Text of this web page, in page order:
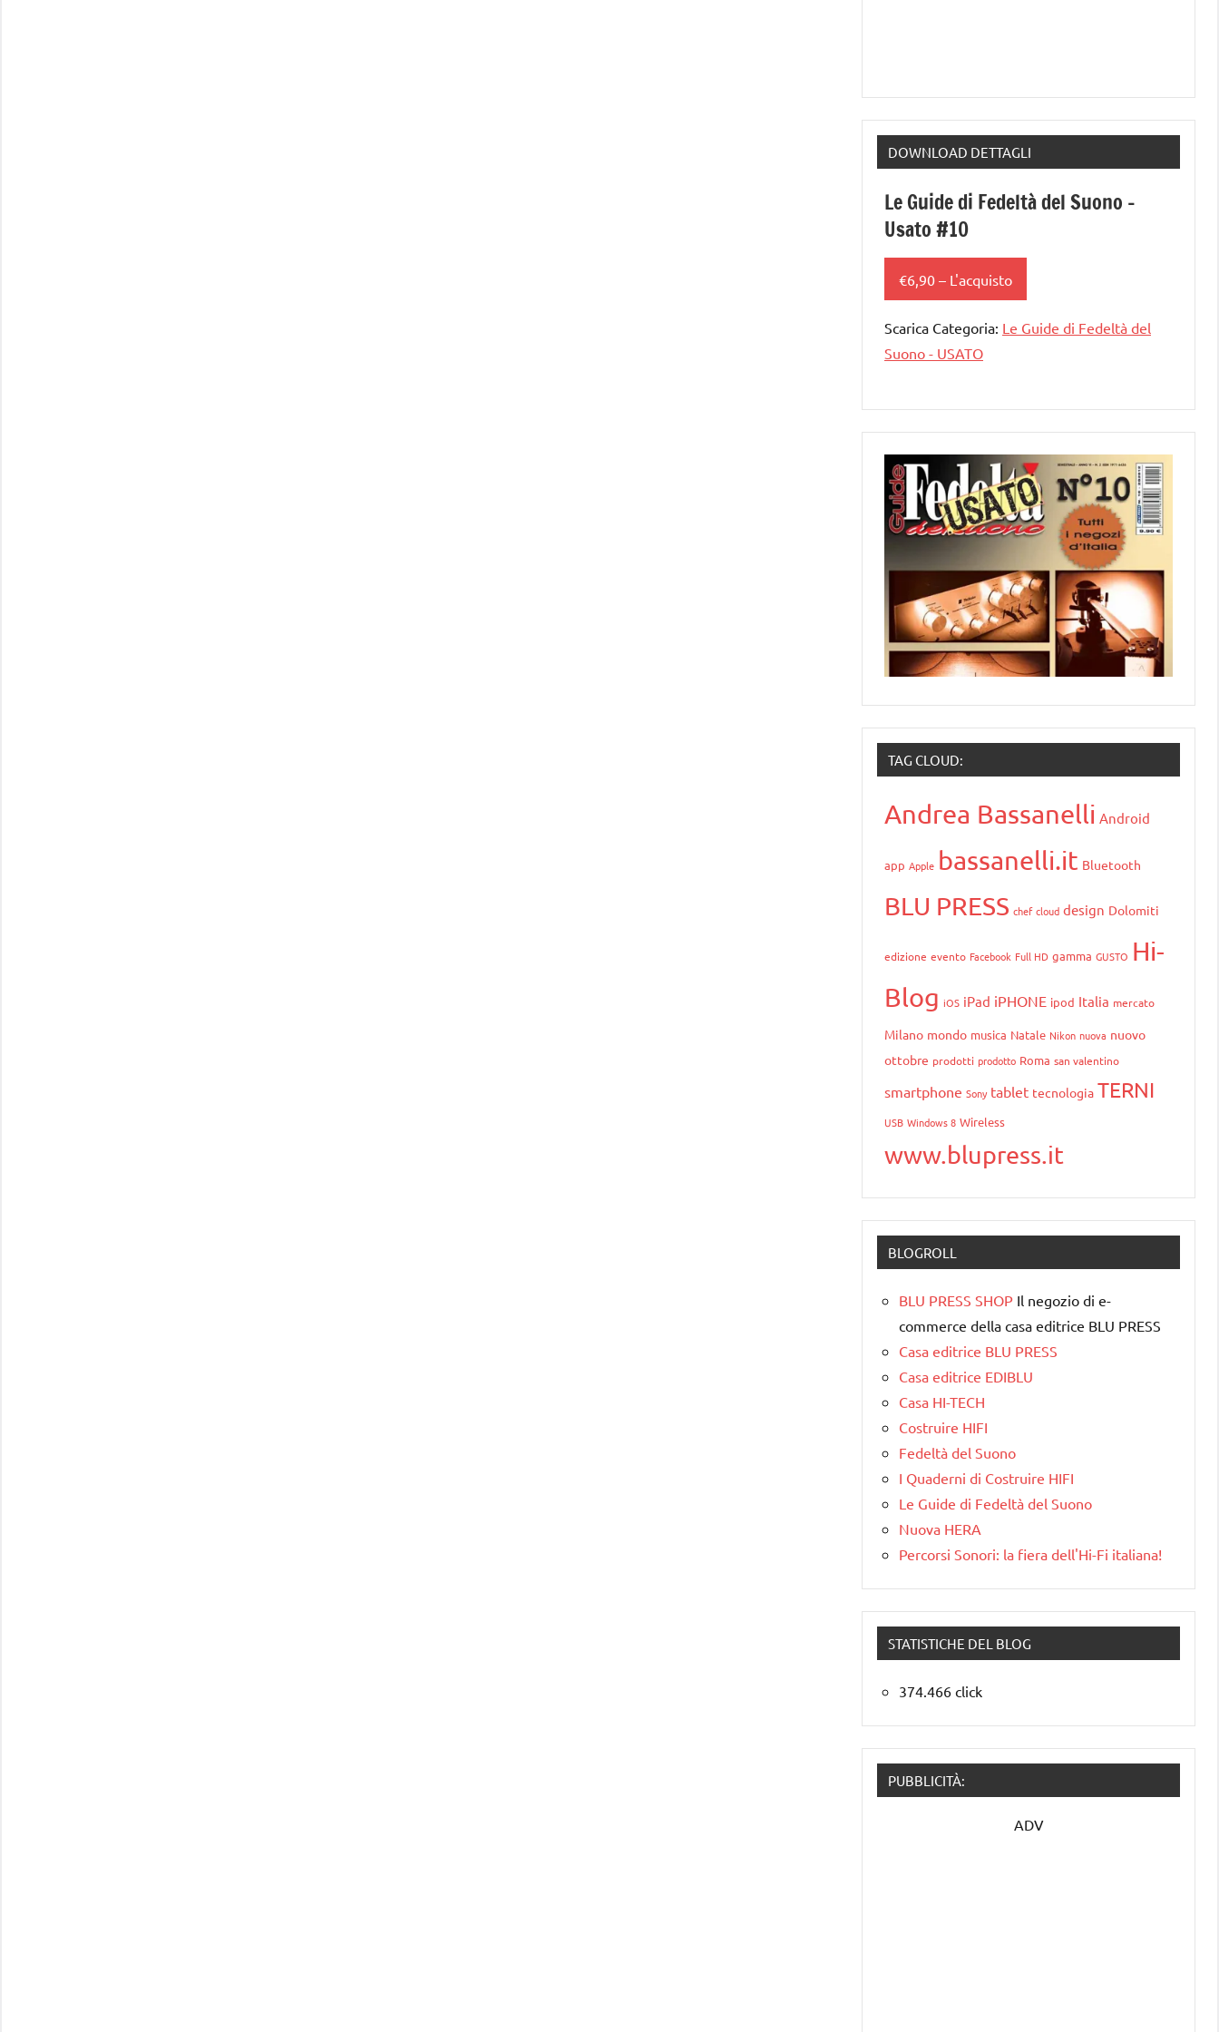
DOWNLOAD DETTAGLI
Le Guide di Fedeltà del Suono –
Usato #10
€6,90 – L'acquisto
Scarica Categoria: Le Guide di Fedeltà del
Suono - USATO
TAG CLOUD:
Andrea Bassanelli Android
app Apple bassanelli.it Bluetooth
BLU PRESS chef cloud design Dolomiti
edizione evento Facebook Full HD gamma GUSTO Hi-
Blog iOS iPad iPHONE ipod Italia mercato
Milano mondo musica Natale Nikon nuova nuovo
ottobre prodotti prodotto Roma san valentino
smartphone Sony tablet tecnologia TERNI
USB Windows 8 Wireless
www.blupress.it
BLOGROLL
BLU PRESS SHOP Il negozio di e-
commerce della casa editrice BLU PRESS
Casa editrice BLU PRESS
Casa editrice EDIBLU
Casa HI-TECH
Costruire HIFI
Fedeltà del Suono
I Quaderni di Costruire HIFI
Le Guide di Fedeltà del Suono
Nuova HERA
Percorsi Sonori: la fiera dell'Hi-Fi italiana!
STATISTICHE DEL BLOG
374.466 click
PUBBLICITÀ:
ADV